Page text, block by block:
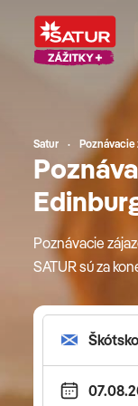
Satur Poznávacie
Poznávacie
SATUR sú za
ubytovanie,
zarátané aj
letiská k
transfery,